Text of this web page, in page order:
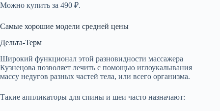
Можно купить за 490 ₽.
Самые хорошие модели средней цены
Дельта-Терм
Широкий функционал этой разновидности массажера
Кузнецова позволяет лечить с помощью иглоукалывания
массу недугов разных частей тела, или всего организма.
Такие аппликаторы для спины и шеи часто назначают: